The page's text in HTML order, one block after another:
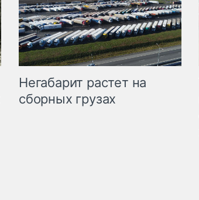
Негабарит растет на
сборных грузах